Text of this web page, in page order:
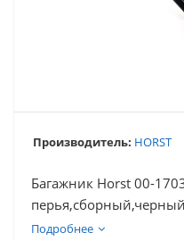
Производитель: HORST
Багажник Horst 00-
перья,сборный,черный
Подробнее